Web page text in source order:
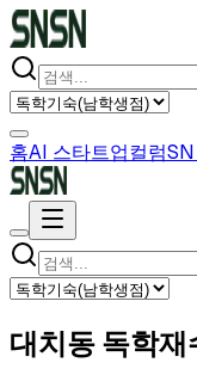
홈AI 스타트업컬럼
대치동 독학